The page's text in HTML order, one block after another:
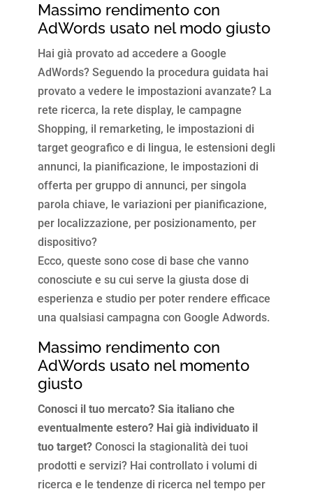
Massimo rendimento con
AdWords usato nel modo giusto
Hai già provato ad accedere a Google
AdWords? Seguendo la procedura guidata hai
provato a vedere le impostazioni avanzate? La
rete ricerca, la rete display, le campagne
Shopping, il remarketing, le impostazioni di
target geografico e di lingua, le estensioni degli
annunci, la pianificazione, le impostazioni di
offerta per gruppo di annunci, per singola
parola chiave, le variazioni per pianificazione,
per localizzazione, per posizionamento, per
dispositivo?
Ecco, queste sono cose di base che vanno
conosciute e su cui serve la giusta dose di
esperienza e studio per poter rendere efficace
una qualsiasi campagna con Google Adwords.
Massimo rendimento con
AdWords usato nel momento
giusto
Conosci il tuo mercato? Sia italiano che
eventualmente estero? Hai già individuato il
tuo target?Conosci la stagionalità dei tuoi
prodotti e servizi? Hai controllato i volumi di
ricerca e le tendenze di ricerca nel tempo per